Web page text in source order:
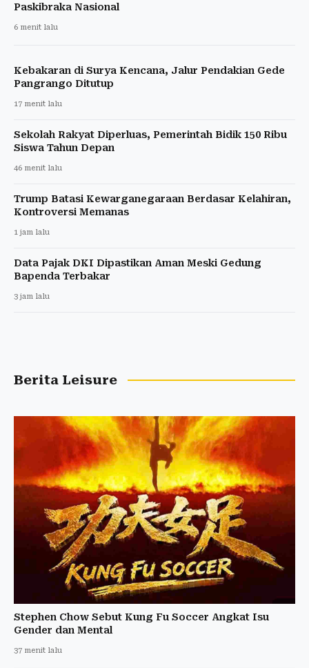
Paskibraka Nasional
6 menit lalu
Kebakaran di Surya Kencana, Jalur Pendakian Gede
Pangrango Ditutup
17 menit lalu
Sekolah Rakyat Diperluas, Pemerintah Bidik 150 Ribu
Siswa Tahun Depan
46 menit lalu
Trump Batasi Kewarganegaraan Berdasar Kelahiran,
Kontroversi Memanas
1 jam lalu
Data Pajak DKI Dipastikan Aman Meski Gedung
Bapenda Terbakar
3 jam lalu
Berita Leisure
Stephen Chow Sebut Kung Fu Soccer Angkat Isu
Gender dan Mental
37 menit lalu